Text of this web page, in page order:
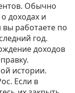
Обычно
доходах и
вы работаете по
год.
доходов
истории.
Если в